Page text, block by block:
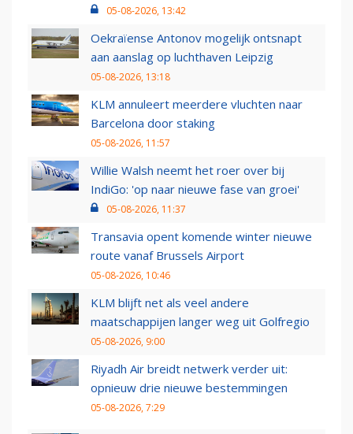
05-08-2026, 13:42
Oekraïense Antonov mogelijk ontsnapt
aan aanslag op luchthaven Leipzig
05-08-2026, 13:18
KLM annuleert meerdere vluchten naar
Barcelona door staking
05-08-2026, 11:57
Willie Walsh neemt het roer over bij
IndiGo: 'op naar nieuwe fase van groei'
05-08-2026, 11:37
Transavia opent komende winter nieuwe
route vanaf Brussels Airport
05-08-2026, 10:46
KLM blijft net als veel andere
maatschappijen langer weg uit Golfregio
05-08-2026, 9:00
Riyadh Air breidt netwerk verder uit:
opnieuw drie nieuwe bestemmingen
05-08-2026, 7:29